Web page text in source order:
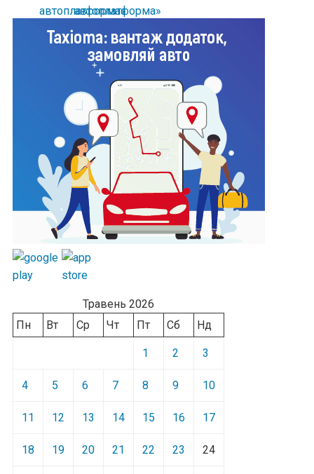
Травень 2026
Пн
Вт Ср Чт Пт Сб Нд
1 2 3
4 5 6 7 8 9 10
11 12 13 14 15 16 17
18 19 20 21 22 23 24